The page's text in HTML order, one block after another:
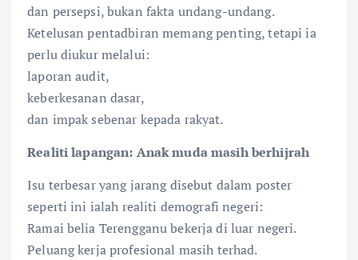
dan persepsi, bukan fakta undang-undang.
Ketelusan pentadbiran memang penting, tetapi ia
perlu diukur melalui:
laporan audit,
keberkesanan dasar,
dan impak sebenar kepada rakyat.
Realiti lapangan: Anak muda masih berhijrah
Isu terbesar yang jarang disebut dalam poster
seperti ini ialah realiti demografi negeri:
Ramai belia Terengganu bekerja di luar negeri.
Peluang kerja profesional masih terhad.